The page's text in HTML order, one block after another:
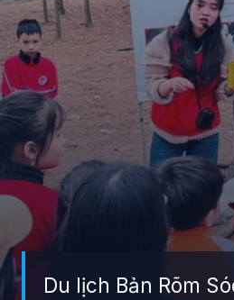
Du lịch Bản Rõm